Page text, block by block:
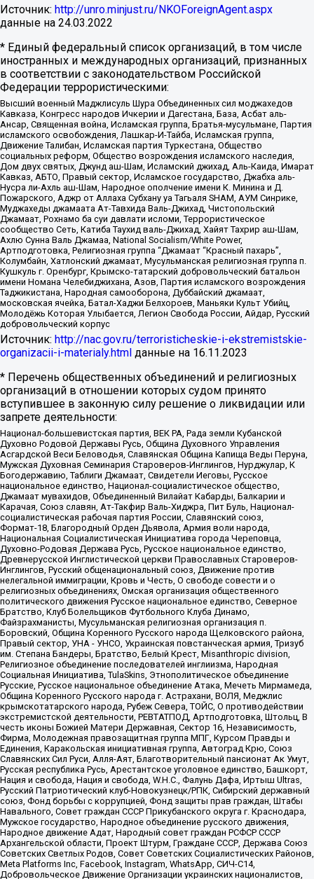
Источник: http://unro.minjust.ru/NKOForeignAgent.aspx
данные на 24.03.2022
* Единый федеральный список организаций, в том числе
иностранных и международных организаций, признанных
в соответствии с законодательством Российской
Федерации террористическими:
Высший военный Маджлисуль Шура Объединенных сил моджахедов
Кавказа, Конгресс народов Ичкерии и Дагестана, База, Асбат аль-
Ансар, Священная война, Исламская группа, Братья-мусульмане, Партия
исламского освобождения, Лашкар-И-Тайба, Исламская группа,
Движение Талибан, Исламская партия Туркестана, Общество
социальных реформ, Общество возрождения исламского наследия,
Дом двух святых, Джунд аш-Шам, Исламский джихад, Аль-Каида, Имарат
Кавказ, АБТО, Правый сектор, Исламское государство, Джабха аль-
Нусра ли-Ахль аш-Шам, Народное ополчение имени К. Минина и Д.
Пожарского, Аджр от Аллаха Субхану уа Тагьаля SHAM, АУМ Синрике,
Муджахеды джамаата Ат-Тавхида Валь-Джихад, Чистопольский
Джамаат, Рохнамо ба суи давлати исломи, Террористическое
сообщество Сеть, Катиба Таухид валь-Джихад, Хайят Тахрир аш-Шам,
Ахлю Сунна Валь Джамаа, National Socialism/White Power,
Артподготовка, Религиозная группа “Джамаат “Красный пахарь”,
Колумбайн, Хатлонский джамаат, Мусульманская религиозная группа п.
Кушкуль г. Оренбург, Крымско-татарский добровольческий батальон
имени Номана Челебиджихана, Азов, Партия исламского возрождения
Таджикистана, Народная самооборона, Дуббайский джамаат,
московская ячейка, Батал-Хаджи Белхороев, Маньяки Культ Убийц,
Молодёжь Которая Улыбается, Легион Свобода России, Айдар, Русский
добровольческий корпус
Источник: http://nac.gov.ru/terroristicheskie-i-ekstremistskie-
organizacii-i-materialy.html данные на 16.11.2023
* Перечень общественных объединений и религиозных
организаций в отношении которых судом принято
вступившее в законную силу решение о ликвидации или
запрете деятельности:
Национал-большевистская партия, ВЕК РА, Рада земли Кубанской
Духовно Родовой Державы Русь, Община Духовного Управления
Асгардской Веси Беловодья, Славянская Община Капища Веды Перуна,
Мужская Духовная Семинария Староверов-Инглингов, Нурджулар, К
Богодержавию, Таблиги Джамаат, Свидетели Иеговы, Русское
национальное единство, Национал-социалистическое общество,
Джамаат мувахидов, Объединенный Вилайат Кабарды, Балкарии и
Карачая, Союз славян, Ат-Такфир Валь-Хиджра, Пит Буль, Национал-
социалистическая рабочая партия России, Славянский союз,
Формат-18, Благородный Орден Дьявола, Армия воли народа,
Национальная Социалистическая Инициатива города Череповца,
Духовно-Родовая Держава Русь, Русское национальное единство,
Древнерусской Инглистической церкви Православных Староверов-
Инглингов, Русский общенациональный союз, Движение против
нелегальной иммиграции, Кровь и Честь, О свободе совести и о
религиозных объединениях, Омская организация общественного
политического движения Русское национальное единство, Северное
Братство, Клуб Болельщиков Футбольного Клуба Динамо,
Файзрахманисты, Мусульманская религиозная организация п.
Боровский, Община Коренного Русского народа Щелковского района,
Правый сектор, УНА - УНСО, Украинская повстанческая армия, Тризуб
им. Степана Бандеры, Братство, Белый Крест, Misanthropic division,
Религиозное объединение последователей инглиизма, Народная
Социальная Инициатива, TulaSkins, Этнополитическое объединение
Русские, Русское национальное объединение Атака, Мечеть Мирмамеда,
Община Коренного Русского народа г. Астрахани, ВОЛЯ, Меджлис
крымскотатарского народа, Рубеж Севера, ТОЙС, О противодействии
экстремистской деятельности, РЕВТАТПОД, Артподготовка, Штольц, В
честь иконы Божией Матери Державная, Сектор 16, Независимость,
Фирма, Молодежная правозащитная группа МПГ, Курсом Правды и
Единения, Каракольская инициативная группа, Автоград Крю, Союз
Славянских Сил Руси, Алля-Аят, Благотворительный пансионат Ак Умут,
Русская республика Русь, Арестантское уголовное единство, Башкорт,
Нация и свобода, Нация и свобода, W.H.С., Фалунь Дафа, Иртыш Ultras,
Русский Патриотический клуб-Новокузнецк/РПК, Сибирский державный
союз, Фонд борьбы с коррупцией, Фонд защиты прав граждан, Штабы
Навального, Совет граждан СССР Прикубанского округа г. Краснодара,
Мужское государство, Народное объединение русского движения,
Народное движение Адат, Народный совет граждан РСФСР СССР
Архангельской области, Проект Штурм, Граждане СССР, Держава Союз
Советских Светлых Родов, Совет Советских Социалистических Районов,
Meta Platforms Inc, Facebook, Instagram, WhatsApp, СИЧ-С14,
Добровольческое Движение Организации украинских националистов,